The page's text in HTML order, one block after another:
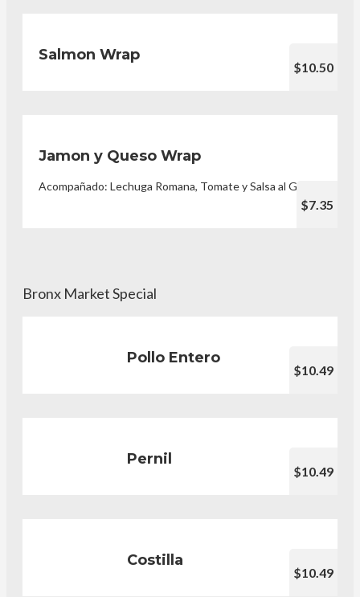
Salmon Wrap
$10.50
Jamon y Queso Wrap
Acompañado: Lechuga Romana, Tomate y Salsa al Gusto
$7.35
Bronx Market Special
Pollo Entero
$10.49
Pernil
$10.49
Costilla
$10.49